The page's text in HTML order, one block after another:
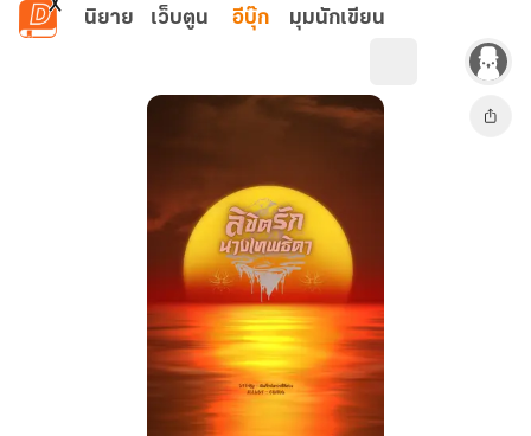
ข้ามไปยังเนื้อหาหลัก
นิยาย เว็บตูน อีบุ๊ก มุมนักเขียน